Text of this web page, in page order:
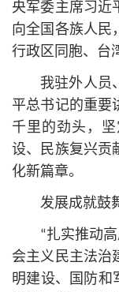
央军委主席习近
向全国各族人民
行政区同胞、台
我驻外人员
平总书记的重要
千里的劲头，
设、民族复兴贡
化新篇章。
发展成就鼓
“扎实推动
会主义民主法治
明建设、国防和